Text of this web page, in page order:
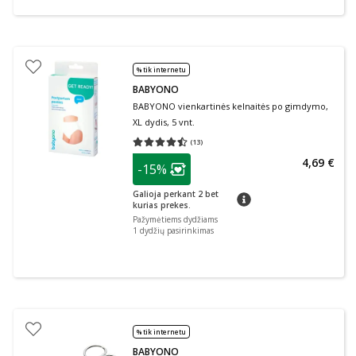
% tik internetu
BABYONO
BABYONO vienkartinės kelnaitės po gimdymo,
XL dydis, 5 vnt.
(13)
Vidutinis įvertinimas 4.46
patarimas
Lojalumo klubo narių nuolaida
-15%
Galioja perkant 2 bet
kurias prekes.
patarimas
4,69 €
Pažymėtiems dydžiams
1 dydžių pasirinkimas
% tik internetu
BABYONO